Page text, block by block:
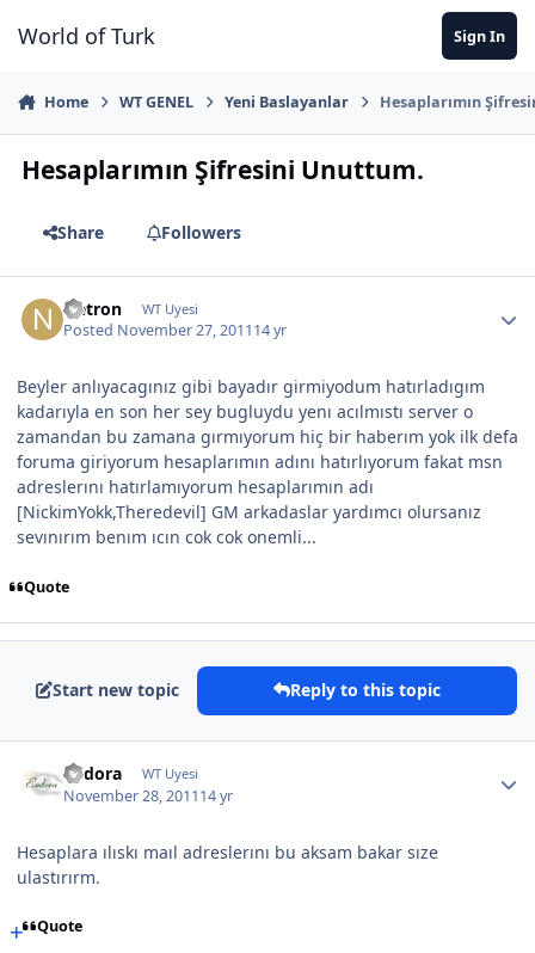
World of Turk Sign In
Home WT GENEL Yeni Baslayanlar Hesaplarımın
Hesaplarımın Şifresini Unuttum.
Share Followers
Netron WT Uyesi
Posted November 27, 201114 yr
Beyler anlıyacagınız gibi bayadır girmiyodum hatırladıgım
kadarıyla en son her sey bugluydu yenı acılmıstı server o
zamandan bu zamana gırmıyorum hiç bir haberım yok ilk defa
foruma giriyorum hesaplarımın adını hatırlıyorum fakat msn
adreslerını hatırlamıyorum hesaplarımın adı
[NickimYokk,Theredevil] GM arkadaslar yardımcı olursanız
sevınırım benım ıcın cok cok onemli...
Quote
Start new topic Reply to this topic
Endora WT Uyesi
November 28, 201114 yr
Hesaplara ılıskı maıl adreslerını bu aksam bakar sıze
ulastırırm.
Quote